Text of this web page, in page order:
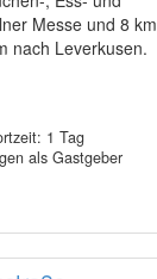
Messe und 8 km
nach Leverkusen.
1 Tag
als Gastgeber